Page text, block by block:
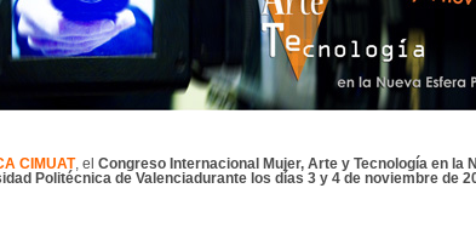
CIMUAT, elCongreso Internacional Mujer, Arte y Tecnología en la
Politécnica de Valenciadurante los días 3 y 4 de noviembre de